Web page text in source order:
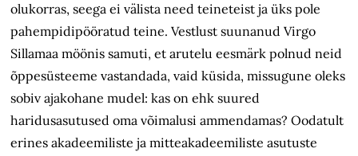
olukorras, seega ei välista need teineteist ja üks pole
pahempidipööratud teine. Vestlust suunanud Virgo
Sillamaa möönis samuti, et arutelu eesmärk polnud neid
õppesüsteeme vastandada, vaid küsida, missugune oleks
sobiv ajakohane mudel: kas on ehk suured
haridusasutused oma võimalusi ammendamas? Oodatult
erines akadeemiliste ja mitteakadeemiliste asutuste